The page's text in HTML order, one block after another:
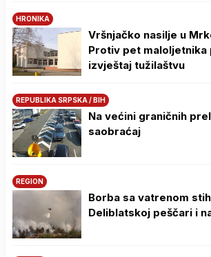
HRONIKA
Vršnjačko nasilje u
Protiv pet maloljetnika
izvještaj tužilaštvu
REPUBLIKA SRPSKA / BIH
Na većini graničnih
saobraćaj
REGION
Borba sa vatrenom
Deliblatskoj peščari i